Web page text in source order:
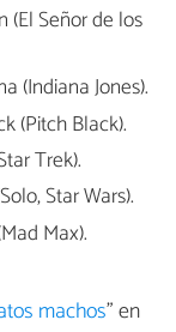
(El Señor de los
(Indiana Jones).
(Pitch Black).
Trek).
Star Wars).
Max).
machos" en